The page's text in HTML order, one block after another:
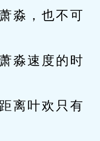
，也不可
速度的时
叶欢只有